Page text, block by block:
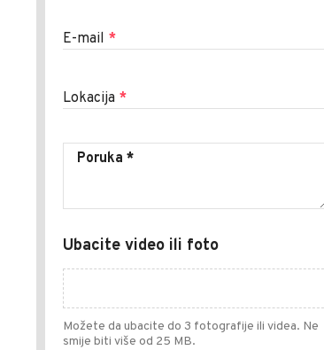
E-mail *
Lokacija *
Ubacite video ili foto
Možete da ubacite do 3 fotografije ili videa. Ne
smije biti više od 25 MB.